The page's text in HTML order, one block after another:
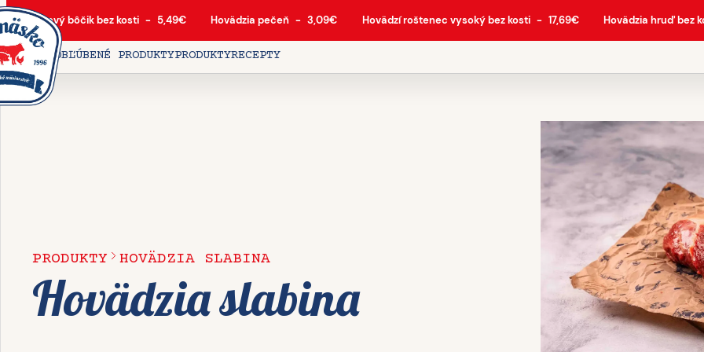
Bravčový bôčik bez kosti - 5,49€ Hovädzia pečeň - 3,09€ Hovädzí roštenec vysoký bez kosti - 17,69€ Hovädzia hruď bez
DOMOVOBĽÚBENÉ PRODUKTYPRODUKTYRECEPTY
PRODUKTY HOVÄDZIA SLABINA
Hovädzia slabina